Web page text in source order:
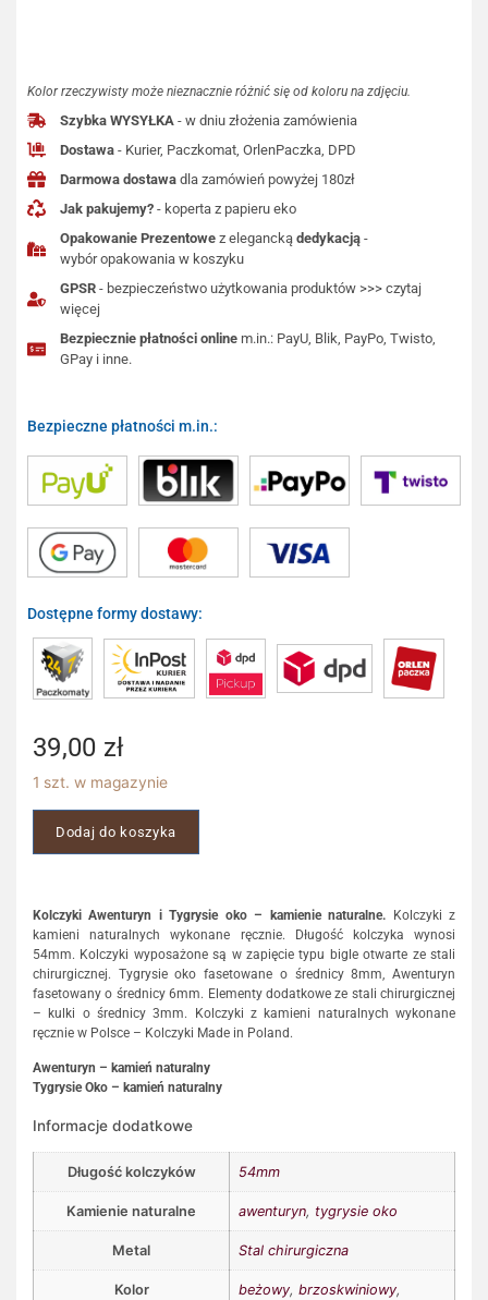
Kolor rzeczywisty może nieznacznie różnić się od koloru na zdjęciu.
Szybka WYSYŁKA - w dniu złożenia zamówienia
Dostawa - Kurier, Paczkomat, OrlenPaczka, DPD
Darmowa dostawa dla zamówień powyżej 180zł
Jak pakujemy? - koperta z papieru eko
Opakowanie Prezentowe z eleganckądedykacją -
wybór opakowania w koszyku
GPSR - bezpieczeństwo użytkowania produktów >>> czytaj
więcej
Bezpiecznie płatności online m.in.: PayU, Blik, PayPo, Twisto,
GPay i inne.
Bezpieczne płatności m.in.:
Dostępne formy dostawy:
39,00 zł
1 szt. w magazynie
Dodaj do koszyka
Kolczyki Awenturyn i Tygrysie oko – kamienie naturalne. Kolczyki z
kamieni naturalnych wykonane ręcznie. Długość kolczyka wynosi
54mm. Kolczyki wyposażone są w zapięcie typu bigle otwarte ze stali
chirurgicznej. Tygrysie oko fasetowane o średnicy 8mm, Awenturyn
fasetowany o średnicy 6mm. Elementy dodatkowe ze stali chirurgicznej
– kulki o średnicy 3mm. Kolczyki z kamieni naturalnych wykonane
ręcznie w Polsce – Kolczyki Made in Poland.
Awenturyn – kamień naturalny
Tygrysie Oko – kamień naturalny
Informacje dodatkowe
Długość kolczyków 54mm
Kamienie naturalne awenturyn, tygrysie oko
Metal Stal chirurgiczna
Kolor beżowy, brzoskwiniowy,